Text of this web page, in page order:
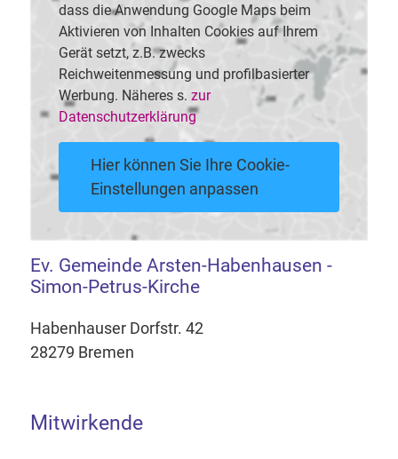
dass die Anwendung Google Maps beim
Aktivieren von Inhalten Cookies auf Ihrem
Gerät setzt, z.B. zwecks
Reichweitenmessung und profilbasierter
Werbung. Näheres s. zur
Datenschutzerklärung
Hier können Sie Ihre Cookie-
Einstellungen anpassen
Ev. Gemeinde Arsten-Habenhausen -
Simon-Petrus-Kirche
Habenhauser Dorfstr. 42
28279 Bremen
Mitwirkende